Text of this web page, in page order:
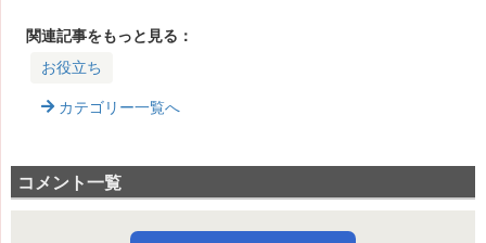
関連記事をもっと見る：
お役立ち
カテゴリー一覧へ
コメント一覧